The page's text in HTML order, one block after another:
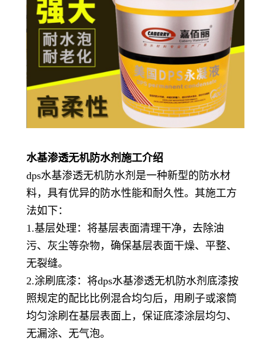
水基渗透无机防水剂施工介绍
dps水基渗透无机防水剂是一种新型的防水材
料，具有优异的防水性能和耐久性。其施工方
法如下：
1.基层处理：将基层表面清理干净，去除油
污、灰尘等杂物，确保基层表面干燥、平整、
无裂缝。
2.涂刷底漆：将dps水基渗透无机防水剂底漆按
照规定的配比比例混合均匀后，用刷子或滚筒
均匀涂刷在基层表面上，保证底漆涂层均匀、
无漏涂、无气泡。